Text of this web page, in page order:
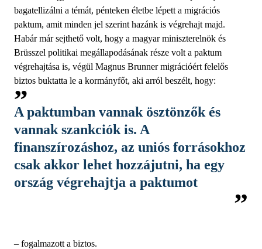
bagatellizálni a témát, pénteken életbe lépett a migrációs
paktum, amit minden jel szerint hazánk is végrehajt majd.
Habár már sejthető volt, hogy a magyar miniszterelnök és
Brüsszel politikai megállapodásának része volt a paktum
végrehajtása is, végül Magnus Brunner migrációért felelős
biztos buktatta le a kormányfőt, aki arról beszélt, hogy:
A paktumban vannak ösztönzők és
vannak szankciók is. A
finanszírozáshoz, az uniós forrásokhoz
csak akkor lehet hozzájutni, ha egy
ország végrehajtja a paktumot
– fogalmazott a biztos.